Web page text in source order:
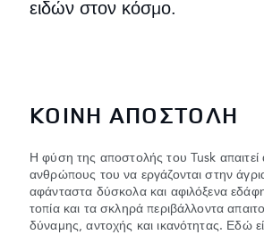
ειδών στον κόσμο.
ΚΟΙΝΗ ΑΠΟΣΤΟΛΗ
Η φύση της αποστολής του Tusk απαιτεί
ανθρώπους του να εργάζονται στην
αφάνταστα δύσκολα και αφιλόξενα
τοπία και τα σκληρά περιβάλλοντα
δύναμης, αντοχής και ικανότητας. Εδώ